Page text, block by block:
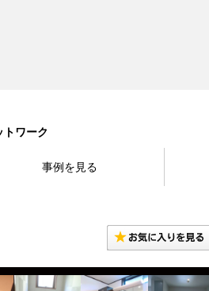
ワーク
事例を見る